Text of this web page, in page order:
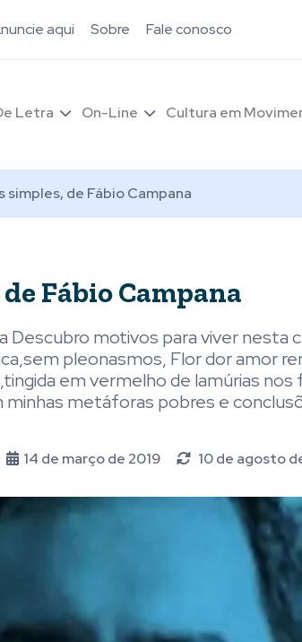
aqui Sobre Fale conosco
Letra On-Line Cultura em
simples, de Fábio Campana
Fábio Campana
Descubro motivos para viver nesta
pleonasmos, Flor dor amor
em vermelho de lamúrias
minhas metáforas pobres e
14 de março de 2019 10 de agosto